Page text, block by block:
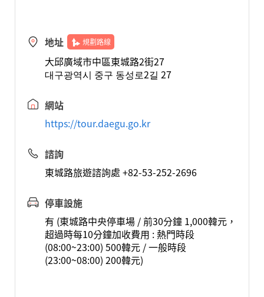
地址 規劃路線
大邱廣域市中區東城路2街27
대구광역시 중구 동성로2길 27
網站
https://tour.daegu.go.kr
諮詢
東城路旅遊諮詢處 +82-53-252-2696
停車設施
有 (東城路中央停車場 / 前30分鐘 1,000韓元，
超過時每10分鐘加收費用 : 熱門時段
(08:00~23:00) 500韓元 / 一般時段
(23:00~08:00) 200韓元)